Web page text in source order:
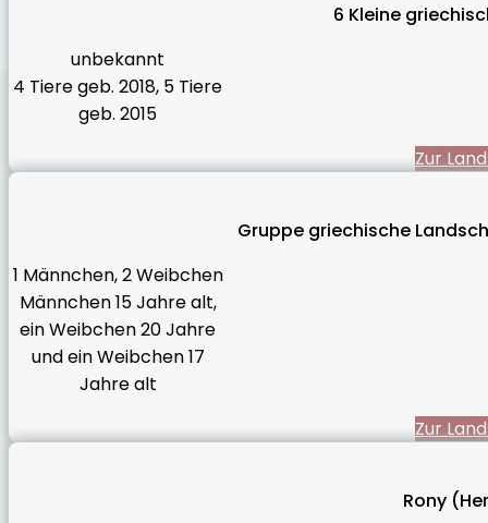
6 Kleine
unbekannt
4 Tiere geb. 2018, 5 Tiere
geb. 2015
Zur
Gruppe griechische
1 Männchen, 2 Weibchen
Männchen 15 Jahre alt,
ein Weibchen 20 Jahre
und ein Weibchen 17
Jahre alt
Zur
Rony